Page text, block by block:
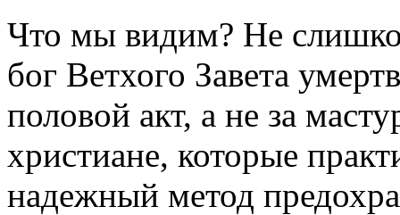
Что мы видим? Не
бог Ветхого Завета
половой акт, а не за
христиане, которые
надежный метод